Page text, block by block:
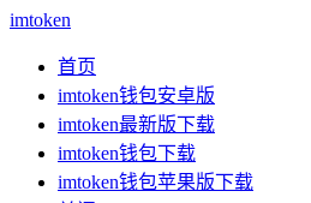
imtoken
首页
imtoken钱包安卓版
imtoken最新版下载
imtoken钱包下载
imtoken钱包苹果版下载